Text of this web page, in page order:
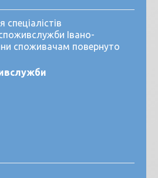
спеціалістів
Івано-
споживачам повернуто